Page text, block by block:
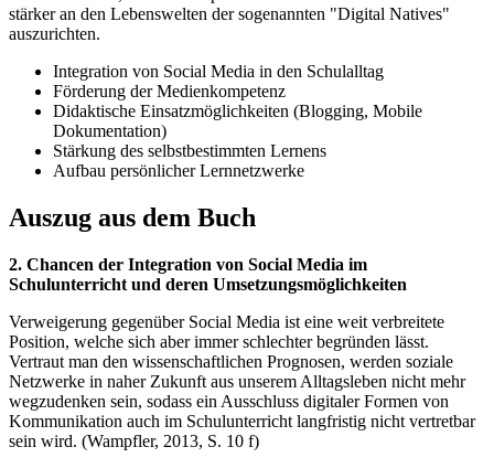
stärker an den Lebenswelten der sogenannten "Digital Natives"
auszurichten.
Integration von Social Media in den Schulalltag
Förderung der Medienkompetenz
Didaktische Einsatzmöglichkeiten (Blogging, Mobile
Dokumentation)
Stärkung des selbstbestimmten Lernens
Aufbau persönlicher Lernnetzwerke
Auszug aus dem Buch
2. Chancen der Integration von Social Media im
Schulunterricht und deren Umsetzungsmöglichkeiten
Verweigerung gegenüber Social Media ist eine weit verbreitete
Position, welche sich aber immer schlechter begründen lässt.
Vertraut man den wissenschaftlichen Prognosen, werden soziale
Netzwerke in naher Zukunft aus unserem Alltagsleben nicht mehr
wegzudenken sein, sodass ein Ausschluss digitaler Formen von
Kommunikation auch im Schulunterricht langfristig nicht vertretbar
sein wird. (Wampfler, 2013, S. 10 f)